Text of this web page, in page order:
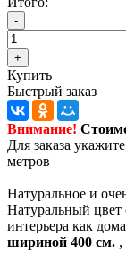
Купить
Быстрый заказ
Внимание!
Для заказа
метров
Натуральное и
Натуральный цвет
интерьера как
шириной 400 см. ,